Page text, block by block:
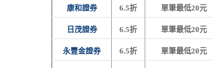
康和證券 6.5折 單筆最低20元
日茂證券 6.5折 單筆最低20元
永豐金證券 6.5折 單筆最低20元